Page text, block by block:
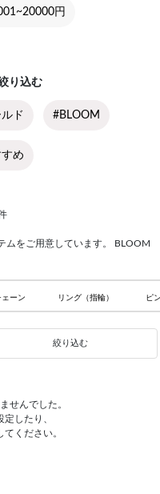
円
り込む
ド #BLOOM
め
ムをご用意しています。 BLOOM
ェーン リング（指輪） ピ
絞り込む
せんでした。
したり、
てください。